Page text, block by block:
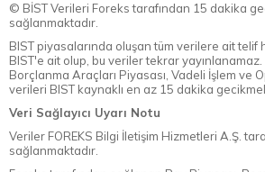
© BİST Verileri Foreks tarafından 15 dakika
sağlanmaktadır.
BIST piyasalarında oluşan tüm verilere ait telif
BIST'e ait olup, bu veriler tekrar yayınlanamaz.
Borçlanma Araçları Piyasası, Vadeli İşlem ve
verileri BIST kaynaklı en az 15 dakika
Veri Sağlayıcı Uyarı Notu
Veriler FOREKS Bilgi İletişim Hizmetleri A.Ş.
sağlanmaktadır.